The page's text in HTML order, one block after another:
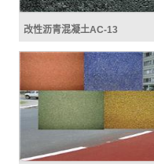
改性沥青混凝土AC-13
bitumen（英）
cement（美）是掺加橡胶、
子聚合物、磨细的橡胶粉或
外掺剂（改性剂），或采
度...